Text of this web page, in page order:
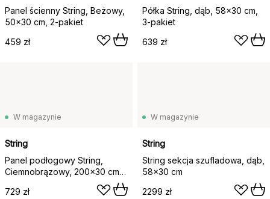
Panel ścienny String, Beżowy,
50x30 cm, 2-pakiet
459 zł
Półka String, dąb, 58x30 cm,
3-pakiet
639 zł
W magazynie
String
Panel podłogowy String,
Ciemnobrązowy, 200x30 cm, 1
729 zł
W magazynie
String
String sekcja szufladowa, dąb,
58x30 cm
2299 zł